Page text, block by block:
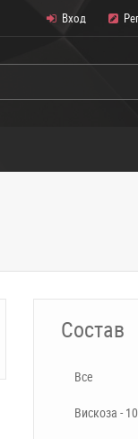
Вход
Состав
Все
Вискоза -